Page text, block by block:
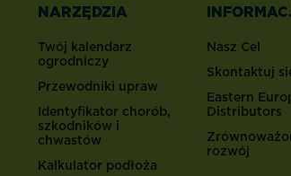
NARZĘDZIA
Twój kalendarz
ogrodniczy
Przewodniki upraw
Identyfikator chorób,
szkodników i
chwastów
Kalkulator podłoża
Nasz Cel
Skontaktuj
Eastern
Distributors
rozwój